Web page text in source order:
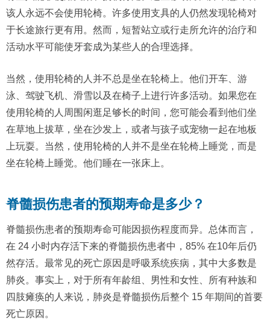
该人永远不会使用轮椅。许多使用支具的人仍然发现轮椅对
于长途旅行更有用。然而，短暂站立或行走所允许的治疗和
活动水平可能使牙套成为某些人的合理选择。
当然，使用轮椅的人并不总是坐在轮椅上。他们开车、游
泳、驾驶飞机、滑雪以及在椅子上进行许多活动。如果您在
使用轮椅的人周围闲逛足够长的时间，您可能会看到他们坐
在草地上拔草，坐在沙发上，或者与孩子或宠物一起在地板
上玩耍。当然，使用轮椅的人并不是坐在轮椅上睡觉，而是
坐在轮椅上睡觉。他们睡在一张床上。
脊髓损伤患者的预期寿命是多少？
脊髓损伤患者的预期寿命可能因损伤程度而异。总体而言，
在 24 小时内存活下来的脊髓损伤患者中，85% 在10年后仍
然存活。最常见的死亡原因是呼吸系统疾病，其中大多数是
肺炎。事实上，对于所有年龄组、男性和女性、所有种族和
四肢瘫痪的人来说，肺炎是脊髓损伤后整个 15 年期间的首要
死亡原因。